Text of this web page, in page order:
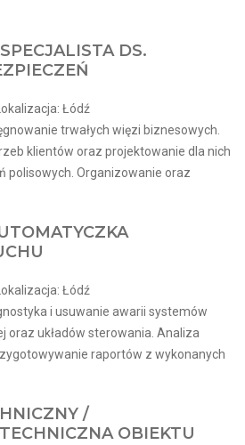
DS.
Łódź
trwałych więzi biznesowych.
klientów oraz projektowanie dla nich
polisowych. Organizowanie oraz
Łódź
i usuwanie awarii systemów
oraz układów sterowania. Analiza
raportów z wykonanych
/
OBIEKTU